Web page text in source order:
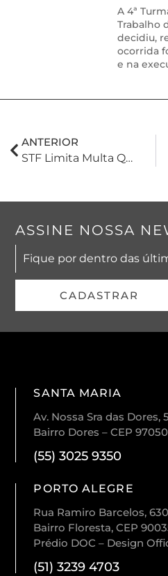
A 4ª
Trabalho
decidiu,
ocorrida
e na
ANTERIOR
STF Limita Multa Qualificada Por Sonegação E Fraude A 100% Do Débito Tributário
ASSINE NOSSA
Fique por dentro das
CADASTRAR
SANTA MARIA
Av. Nossa Sra das Dores,
Bairro Dores – CEP
(55) 3025 9350
PORTO ALEGRE
Rua Ramiro Barcelos,
Bairro Floresta, CEP
Prédio DOC – Design
(51) 3239 4703